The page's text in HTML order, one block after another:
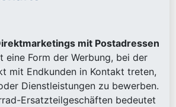
mit Postadressen
eine Form der Werbung, bei der
mit Endkunden in Kontakt treten,
Dienstleistungen zu bewerben.
Ersatzteilgeschäften bedeutet